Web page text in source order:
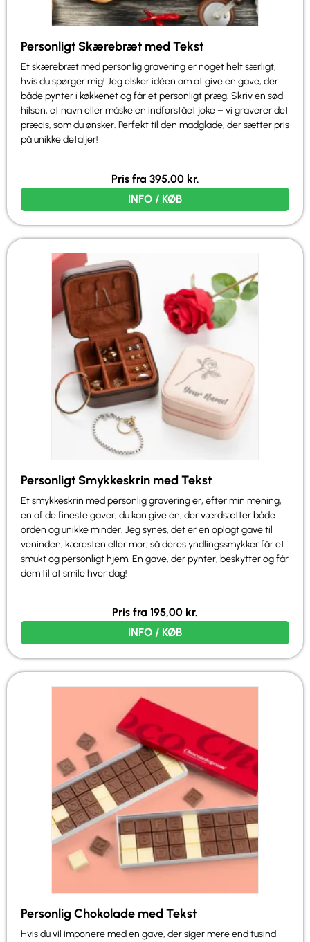
Personligt Skærebræt med Tekst
Et skærebræt med personlig gravering er noget helt særligt,
hvis du spørger mig! Jeg elsker idéen om at give en gave, der
både pynter i køkkenet og får et personligt præg. Skriv en sød
hilsen, et navn eller måske en indforstået joke – vi graverer det
præcis, som du ønsker. Perfekt til den madglade, der sætter pris
på unikke detaljer!
Pris fra 395,00 kr.
INFO / KØB
Personligt Smykkeskrin med Tekst
Et smykkeskrin med personlig gravering er, efter min mening,
en af de fineste gaver, du kan give én, der værdsætter både
orden og unikke minder. Jeg synes, det er en oplagt gave til
veninden, kæresten eller mor, så deres yndlingssmykker får et
smukt og personligt hjem. En gave, der pynter, beskytter og får
dem til at smile hver dag!
Pris fra 195,00 kr.
INFO / KØB
Personlig Chokolade med Tekst
Hvis du vil imponere med en gave, der siger mere end tusind